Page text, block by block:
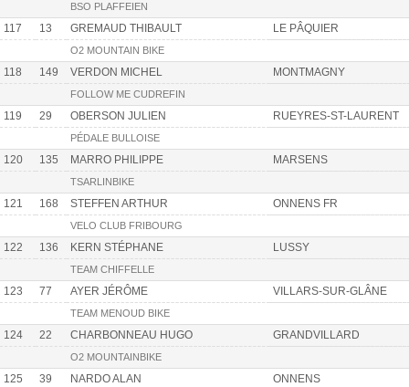
BSO PLAFFEIEN
117 13 GREMAUD THIBAULT LE PÂQUIER
O2 MOUNTAIN BIKE
118 149 VERDON MICHEL MONTMAGNY
FOLLOW ME CUDREFIN
119 29 OBERSON JULIEN RUEYRES-ST-LAURENT
PÉDALE BULLOISE
120 135 MARRO PHILIPPE MARSENS
TSARLINBIKE
121 168 STEFFEN ARTHUR ONNENS FR
VELO CLUB FRIBOURG
122 136 KERN STÉPHANE LUSSY
TEAM CHIFFELLE
123 77 AYER JÉRÔME VILLARS-SUR-GLÂNE
TEAM MENOUD BIKE
124 22 CHARBONNEAU HUGO GRANDVILLARD
O2 MOUNTAINBIKE
125 39 NARDO ALAN ONNENS